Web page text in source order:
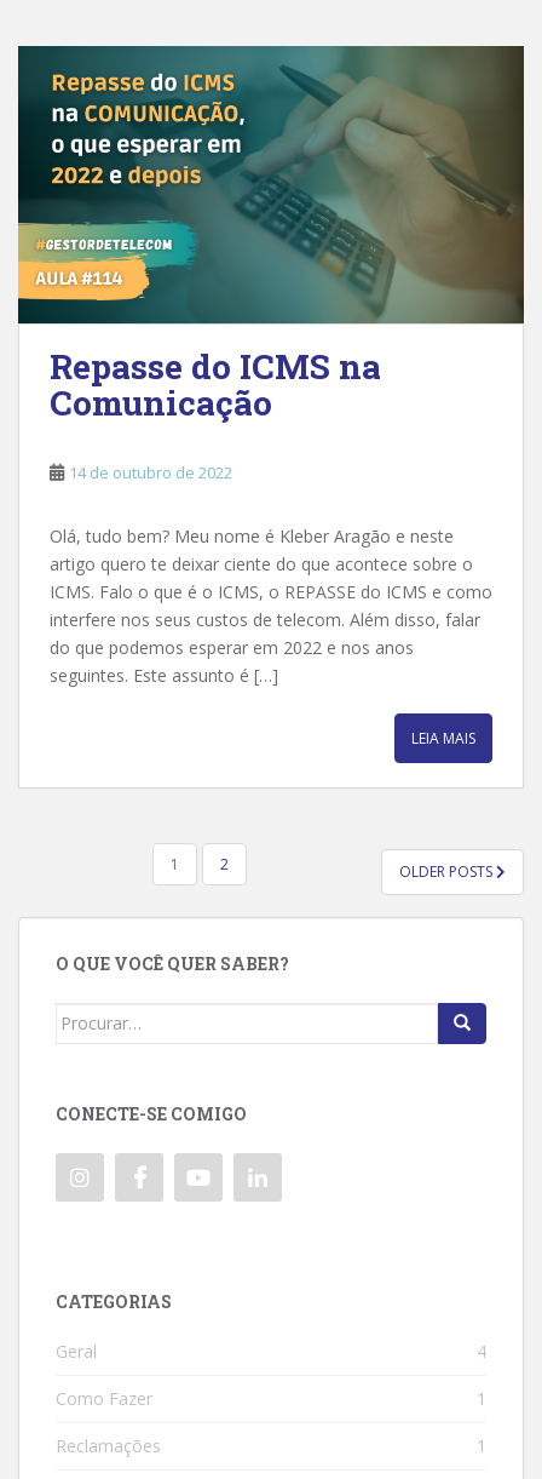
Repasse do ICMS na
Comunicação
14 de outubro de 2022
Olá, tudo bem? Meu nome é Kleber Aragão e neste
artigo quero te deixar ciente do que acontece sobre o
ICMS. Falo o que é o ICMS, o REPASSE do ICMS e como
interfere nos seus custos de telecom. Além disso, falar
do que podemos esperar em 2022 e nos anos
seguintes. Este assunto é […]
LEIA MAIS
PAGINAÇÃO
POSTS
1 2 OLDER POSTS
O QUE VOCÊ QUER SABER?
Search
CONECTE-SE COMIGO
CATEGORIAS
Geral 4
Como Fazer 1
Reclamações 1